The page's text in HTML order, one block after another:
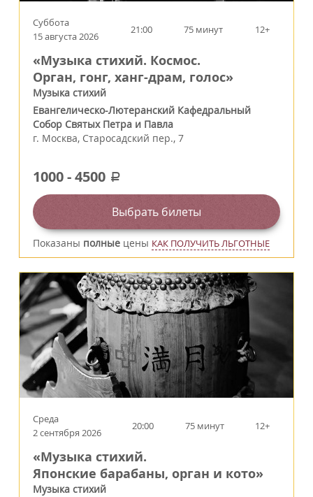
Суббота
15 августа 2026
21:00 75 минут 12+
«Музыка стихий. Космос.
Орган, гонг, ханг-драм, голос»
Музыка стихий
Евангелическо-Лютеранский Кафедральный
Собор Святых Петра и Павла
г. Москва, Старосадский пер., 7
1000-4500 a
Выбрать билеты
Показаны полные цены КАК ПОЛУЧИТЬ ЛЬГОТНЫЕ
Среда
2 сентября 2026
20:00 75 минут 12+
«Музыка стихий.
Японские барабаны, орган и кото»
Музыка стихий